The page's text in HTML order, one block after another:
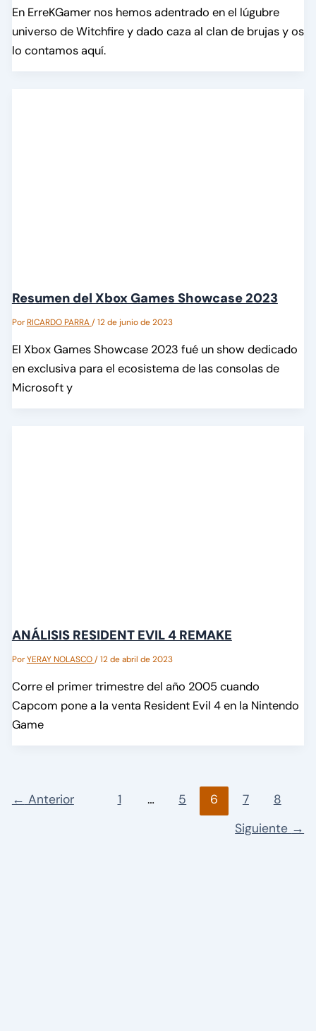
En ErreKGamer nos hemos adentrado en el lúgubre
universo de Witchfire y dado caza al clan de brujas y os
lo contamos aquí.
Resumen del Xbox Games Showcase 2023
PorRICARDO PARRA/12 de junio de 2023
El Xbox Games Showcase 2023 fué un show dedicado
en exclusiva para el ecosistema de las consolas de
Microsoft y
ANÁLISIS RESIDENT EVIL 4 REMAKE
PorYERAY NOLASCO/12 de abril de 2023
Corre el primer trimestre del año 2005 cuando
Capcom pone a la venta Resident Evil 4 en la Nintendo
Game
← Anterior 1 … 5 6 7
8
Siguiente →